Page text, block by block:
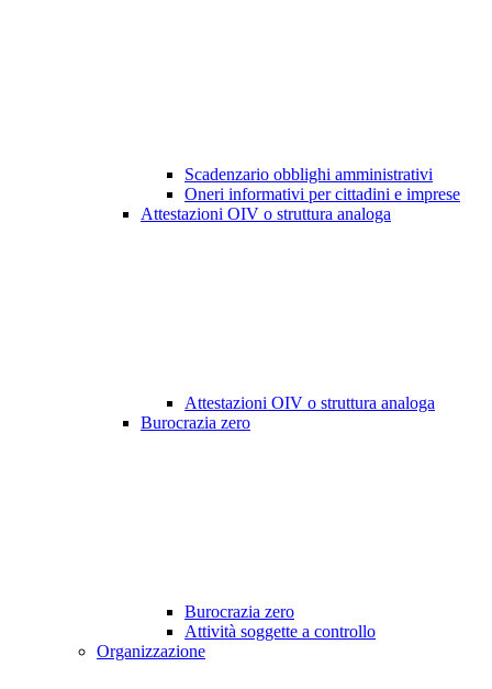
Scadenzario obblighi amministrativi
Oneri informativi per cittadini e imprese
Attestazioni OIV o struttura analoga
Attestazioni OIV o struttura analoga
Burocrazia zero
Burocrazia zero
Attività soggette a controllo
Organizzazione